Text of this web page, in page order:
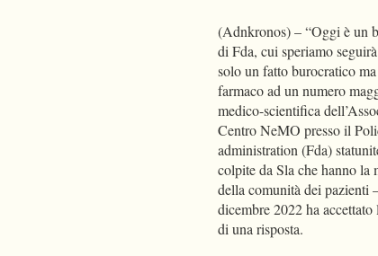
(Adnkronos) – “Oggi è un
di Fda, cui speriamo
solo un fatto burocratico ma
farmaco ad un numero
medico-scientifica
Centro NeMO presso il
administration (Fda)
colpite da Sla che hanno la
della comunità dei pazienti
dicembre 2022 ha
di una risposta.